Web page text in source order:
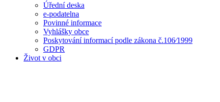
Úřední deska
e-podatelna
Povinné informace
Vyhlášky obce
Poskytování informací podle zákona č.106⁄1999
GDPR
Život v obci